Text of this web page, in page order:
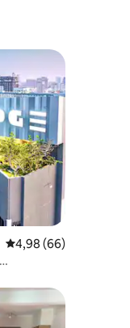
Средна оценка:
4,98 (66)